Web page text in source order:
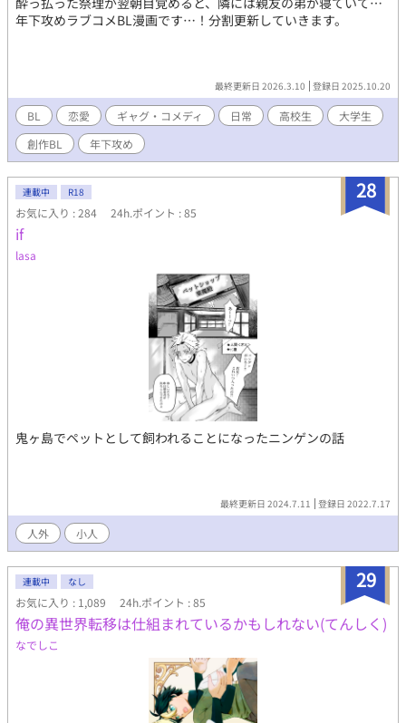
年下攻めラブコメBL漫画です…！分割更新していきます。
最終更新日 2026.3.10 登録日 2025.10.20
BL 恋愛 ギャグ・コメディ 日常 高校生
大学生
創作BL
年下攻め
28
連載中 R18
お気に入り : 284 24h.ポイント : 85
if
lasa
鬼ヶ島でペットとして飼われることになったニンゲンの話
最終更新日 2024.7.11 登録日 2022.7.17
人外 小人
29
連載中 なし
お気に入り : 1,089 24h.ポイント : 85
俺の異世界転移は仕組まれているかもしれない(てんしく)
なでしこ